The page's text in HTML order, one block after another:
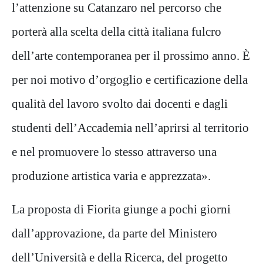
l’attenzione su Catanzaro nel percorso che
porterà alla scelta della città italiana fulcro
dell’arte contemporanea per il prossimo anno. È
per noi motivo d’orgoglio e certificazione della
qualità del lavoro svolto dai docenti e dagli
studenti dell’Accademia nell’aprirsi al territorio
e nel promuovere lo stesso attraverso una
produzione artistica varia e apprezzata».
La proposta di Fiorita giunge a pochi giorni
dall’approvazione, da parte del Ministero
dell’Università e della Ricerca, del progetto